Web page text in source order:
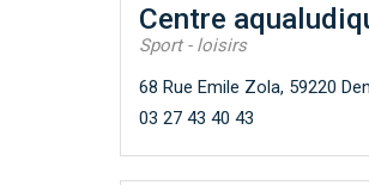
Centre
Sport - loisirs
68 Rue Emile Zola, 59220
03 27 43 40 43